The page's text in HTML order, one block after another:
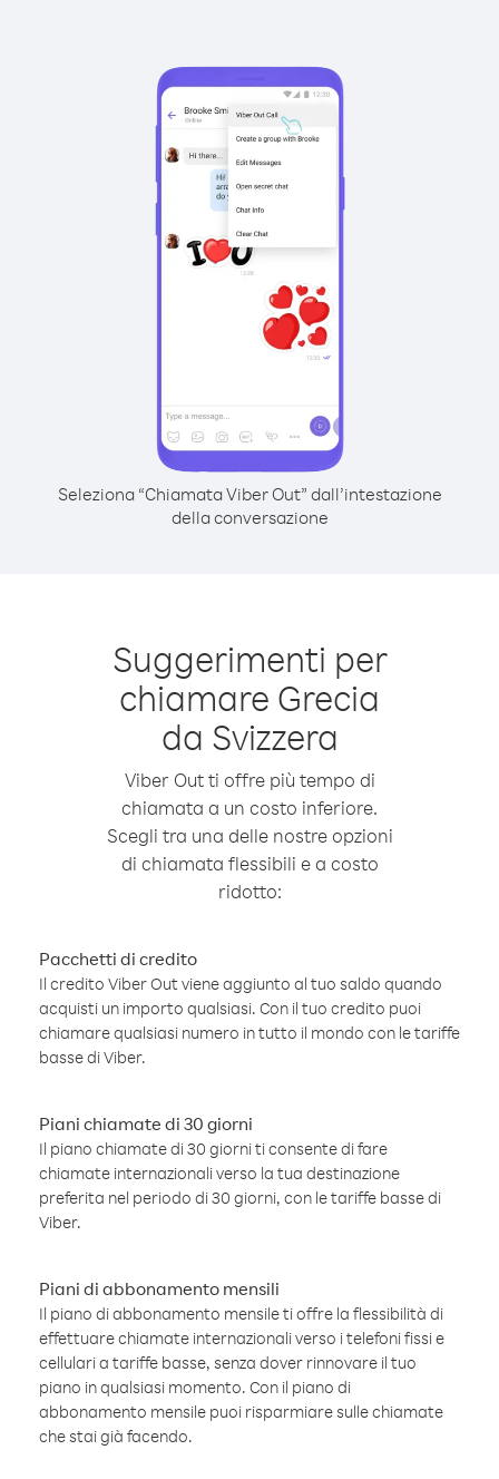
Seleziona “Chiamata Viber Out” dall’intestazione
della conversazione
Suggerimenti per
chiamare Grecia
da Svizzera
Viber Out ti offre più tempo di
chiamata a un costo inferiore.
Scegli tra una delle nostre opzioni
di chiamata flessibili e a costo
ridotto:
Pacchetti di credito
Il credito Viber Out viene aggiunto al tuo saldo quando
acquisti un importo qualsiasi. Con il tuo credito puoi
chiamare qualsiasi numero in tutto il mondo con le tariffe
basse di Viber.
Piani chiamate di 30 giorni
Il piano chiamate di 30 giorni ti consente di fare
chiamate internazionali verso la tua destinazione
preferita nel periodo di 30 giorni, con le tariffe basse di
Viber.
Piani di abbonamento mensili
Il piano di abbonamento mensile ti offre la flessibilità di
effettuare chiamate internazionali verso i telefoni fissi e
cellulari a tariffe basse, senza dover rinnovare il tuo
piano in qualsiasi momento. Con il piano di
abbonamento mensile puoi risparmiare sulle chiamate
che stai già facendo.